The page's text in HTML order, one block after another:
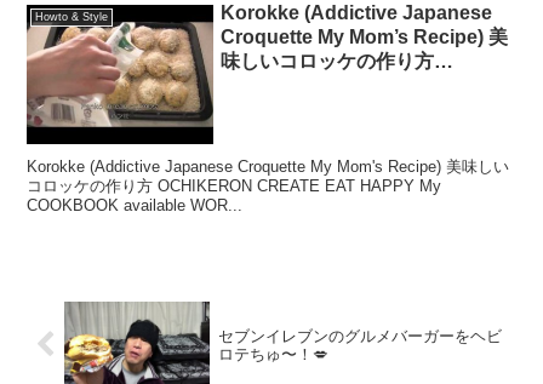
Howto & Style
Korokke (Addictive Japanese
Croquette My Mom’s Recipe) 美
味しいコロッケの作り方
Korokke (Addictive Japanese Croquette My Mom's Recipe) 美味しい
コロッケの作り方 OCHIKERON CREATE EAT HAPPY My
COOKBOOK available WOR...
セブンイレブンのグルメバーガーをヘビ
ロテちゅ〜！💋